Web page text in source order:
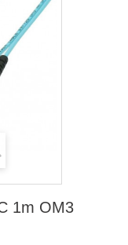
1m OM3